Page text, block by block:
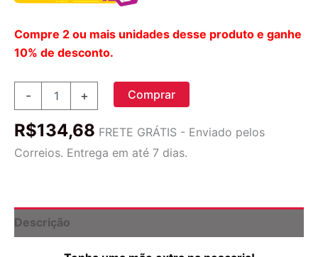
Compre 2 ou mais unidades desse produto e ganhe
10% de desconto.
-
com
para
+ Comprar
R$134,68 FRETE GRÁTIS - Enviado pelos
Correios. Entrega em até 7 dias.
Descrição